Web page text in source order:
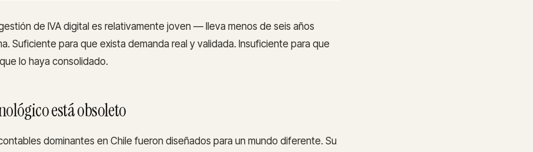
de IVA digital es relativamente joven — lleva menos de seis años
Suficiente para que exista demanda real y validada. Insuficiente para que
lo haya consolidado.
está obsoleto
dominantes en Chile fueron diseñados para un mundo diferente. Su